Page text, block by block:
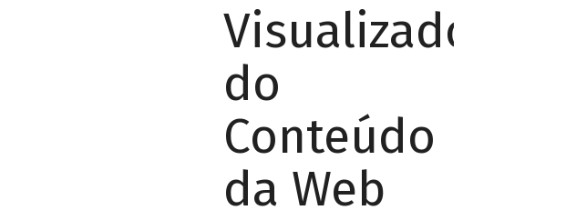
Visualizador
do
Conteúdo
da Web